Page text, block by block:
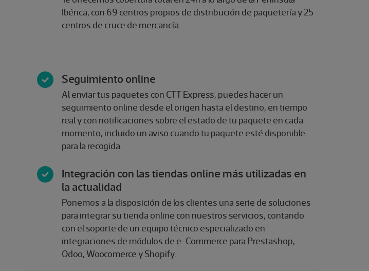
Ibérica, con 69 centros propios de distribución de paquetería y 25
centros de cruce de mercancía.
Seguimiento online
Al enviar tus paquetes con CTT Express, puedes hacer un
seguimiento online desde el origen hasta el destino, en tiempo
real y con notificaciones sobre el estado de tu paquete en cada
momento, incluido un aviso cuando tu paquete esté disponible
para la recogida.
Integración con las tiendas online más utilizadas en
la actualidad
Ponemos a la disposición de los clientes una serie de soluciones
para integrar su tienda online con nuestros servicios, contando
con el soporte de un equipo técnico especializado en
integraciones de módulos de e-Commerce para Prestashop,
Odoo, Woocomerce y Shopify.